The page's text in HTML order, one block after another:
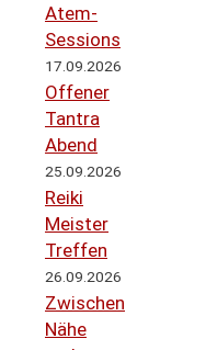
Atem-
Sessions
17.09.2026
Offener
Tantra
Abend
25.09.2026
Reiki
Meister
Treffen
26.09.2026
Zwischen
Nähe